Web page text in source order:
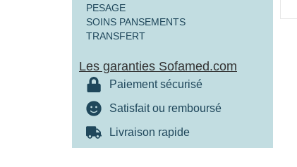
PESAGE
SOINS PANSEMENTS
TRANSFERT
Les garanties Sofamed.com
Paiement sécurisé
Satisfait ou remboursé
Livraison rapide